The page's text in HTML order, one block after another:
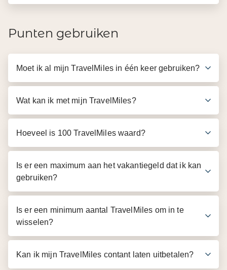
Punten gebruiken
Moet ik al mijn TravelMiles in één keer gebruiken?
Wat kan ik met mijn TravelMiles?
Hoeveel is 100 TravelMiles waard?
Is er een maximum aan het vakantiegeld dat ik kan
gebruiken?
Is er een minimum aantal TravelMiles om in te
wisselen?
Kan ik mijn TravelMiles contant laten uitbetalen?